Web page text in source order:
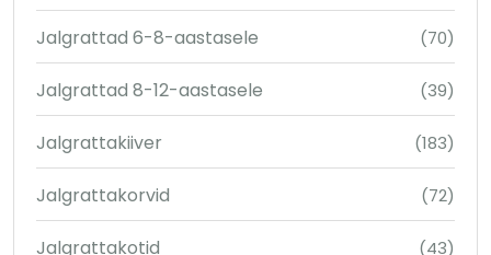
Jalgrattad 6-8-aastasele (70)
Jalgrattad 8-12-aastasele (39)
Jalgrattakiiver (183)
Jalgrattakorvid (72)
Jalgrattakotid (43)